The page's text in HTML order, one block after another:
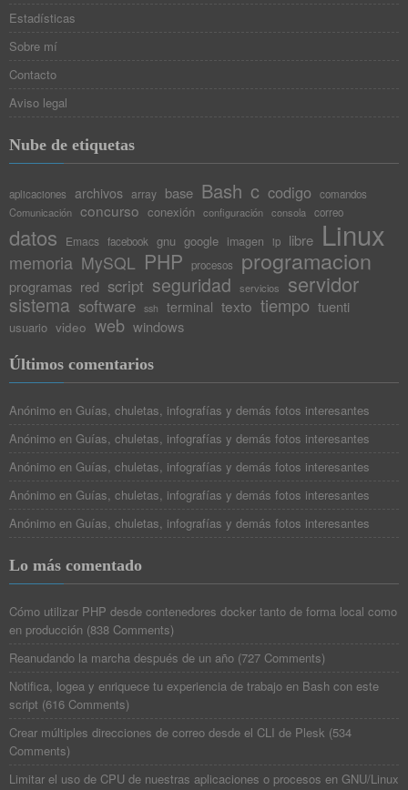
Estadísticas
Sobre mí
Contacto
Aviso legal
Nube de etiquetas
aplicaciones archivos array base Bash c codigo
comandos
Comunicación concurso conexión configuración consola correo
datos Emacs facebook gnu google imagen ip libre Linux
memoria MySQL PHP procesos programacion
programas red script seguridad servicios servidor
sistema software ssh terminal texto tiempo tuenti
usuario video web windows
Últimos comentarios
Anónimo en Guías, chuletas, infografías y demás fotos interesantes
Anónimo en Guías, chuletas, infografías y demás fotos interesantes
Anónimo en Guías, chuletas, infografías y demás fotos interesantes
Anónimo en Guías, chuletas, infografías y demás fotos interesantes
Anónimo en Guías, chuletas, infografías y demás fotos interesantes
Lo más comentado
Cómo utilizar PHP desde contenedores docker tanto de forma local como
en producción (838 Comments)
Reanudando la marcha después de un año (727 Comments)
Notifica, logea y enriquece tu experiencia de trabajo en Bash con este
script (616 Comments)
Crear múltiples direcciones de correo desde el CLI de Plesk (534
Comments)
Limitar el uso de CPU de nuestras aplicaciones o procesos en GNU/Linux